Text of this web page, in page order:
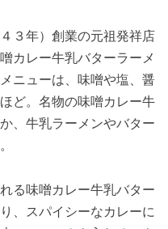
３年）創業の元祖発祥店
カレー牛乳バターラーメ
ニューは、味噌や塩、醤
ど。名物の味噌カレー牛
、牛乳ラーメンやバター
る味噌カレー牛乳バター
、スパイシーなカレーに